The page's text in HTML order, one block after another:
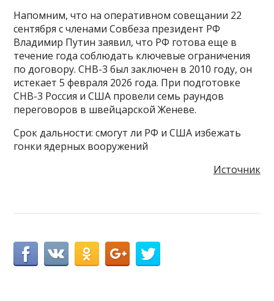
Напомним, что на оперативном совещании 22
сентября с членами Совбеза президент РФ
Владимир Путин заявил, что РФ готова еще в
течение года соблюдать ключевые ограничения
по договору. СНВ-3 был заключен в 2010 году, он
истекает 5 февраля 2026 года. При подготовке
СНВ-3 Россия и США провели семь раундов
переговоров в швейцарской Женеве.
Срок дальности: смогут ли РФ и США избежать
гонки ядерных вооружений
Источник